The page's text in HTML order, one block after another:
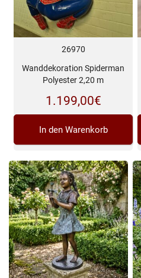
26970
Wanddekoration Spiderman
Polyester 2,20 m
1.199,00€
In den Warenkorb